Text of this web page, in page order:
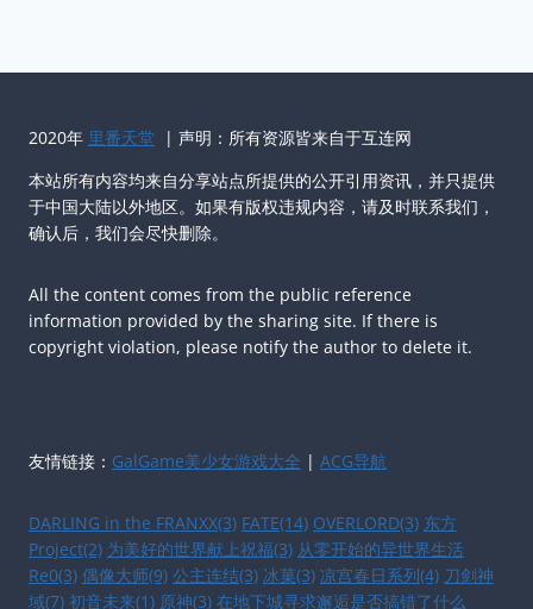
2020年 里番天堂 | 声明：所有资源皆来自于互连网
本站所有内容均来自分享站点所提供的公开引用资讯，并只提供
于中国大陆以外地区。如果有版权违规内容，请及时联系我们，
确认后，我们会尽快删除。
All the content comes from the public reference
information provided by the sharing site. If there is
copyright violation, please notify the author to delete it.
友情链接： GalGame美少女游戏大全 | ACG导航
DARLING in the FRANXX(3) FATE(14) OVERLORD(3) 东方
Project(2) 为美好的世界献上祝福(3) 从零开始的异世界生活
Re0(3) 偶像大师(9) 公主连结(3) 冰菓(3) 凉宫春日系列(4) 刀剑神
域(7) 初音未来(1) 原神(3) 在地下城寻求邂逅是否搞错了什么